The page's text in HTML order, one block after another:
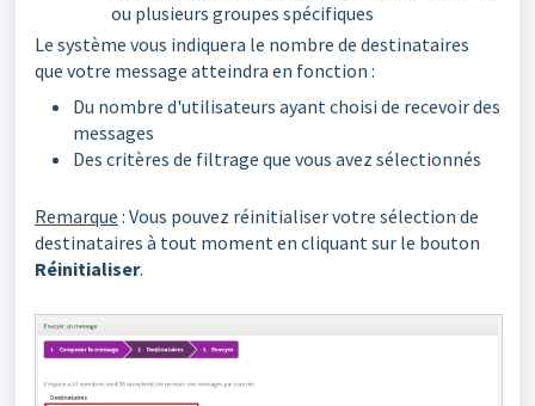
ou plusieurs groupes spécifiques
Le système vous indiquera le nombre de destinataires
que votre message atteindra en fonction :
Du nombre d'utilisateurs ayant choisi de recevoir des
messages
Des critères de filtrage que vous avez sélectionnés
Remarque : Vous pouvez réinitialiser votre sélection de
destinataires à tout moment en cliquant sur le bouton
Réinitialiser.